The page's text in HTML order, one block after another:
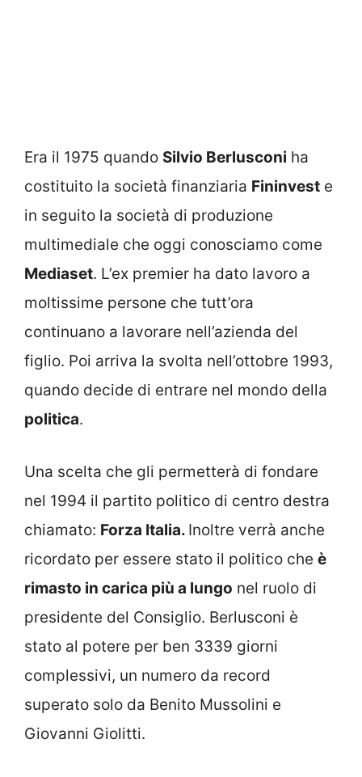
Era il 1975 quando Silvio Berlusconi ha
costituito la società finanziaria Fininvest e
in seguito la società di produzione
multimediale che oggi conosciamo come
Mediaset. L’ex premier ha dato lavoro a
moltissime persone che tutt’ora
continuano a lavorare nell’azienda del
figlio. Poi arriva la svolta nell’ottobre 1993,
quando decide di entrare nel mondo della
politica.
Una scelta che gli permetterà di fondare
nel 1994 il partito politico di centro destra
chiamato: Forza Italia. Inoltre verrà anche
ricordato per essere stato il politico che è
rimasto in carica più a lungo nel ruolo di
presidente del Consiglio. Berlusconi è
stato al potere per ben 3339 giorni
complessivi, un numero da record
superato solo da Benito Mussolini e
Giovanni Giolitti.